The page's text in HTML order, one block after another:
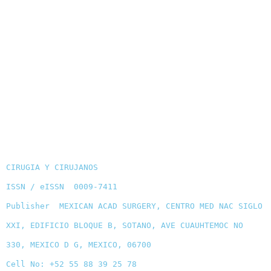
CIRUGIA Y CIRUJANOS
ISSN / eISSN 0009-7411
Publisher MEXICAN ACAD SURGERY, CENTRO MED NAC SIGLO
XXI, EDIFICIO BLOQUE B, SOTANO, AVE CUAUHTEMOC NO
330, MEXICO D G, MEXICO, 06700
Cell No: +52 55 88 39 25 78